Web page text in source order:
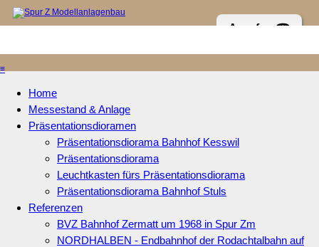
Anrufen ☎
≡
Home
Messestand & Anlage
Präsentationsdioramen
Präsentationsdiorama Bahnhof Kesswil
Präsentationsdiorama
Leuchtkasten fürs Präsentationsdiorama
Präsentationsdiorama Bahnhof Stuls
Referenzen
BVZ Bahnhof Zermatt um 1968 in Spur Zm
NORDHALBEN - Endbahnhof der Rodachtalbahn auf